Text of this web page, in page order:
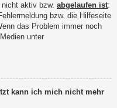
aktiv bzw. abgelaufen ist:
bzw. die Hilfeseite
das Problem immer noch
unter
kann ich mich nicht mehr